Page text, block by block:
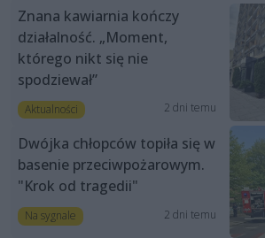
Znana kawiarnia kończy
działalność. „Moment,
którego nikt się nie
spodziewał”
Aktualności 2 dni temu
Dwójka chłopców topiła się w
basenie przeciwpożarowym.
"Krok od tragedii"
Na sygnale 2 dni temu